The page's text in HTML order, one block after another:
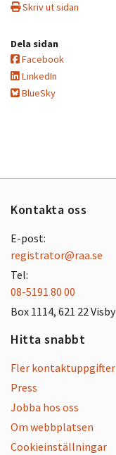
Skriv ut sidan
Dela sidan
Facebook
LinkedIn
BlueSky
Kontakta oss
E-post:
registrator@raa.se
Tel:
08-5191 80 00
Box 1114, 621 22 Visby
Hitta snabbt
Fler kontaktuppgifter
Press
Jobba hos oss
Om webbplatsen
Cookieinställningar